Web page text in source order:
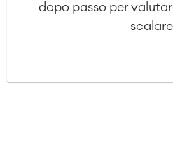
dopo passo per
scalare